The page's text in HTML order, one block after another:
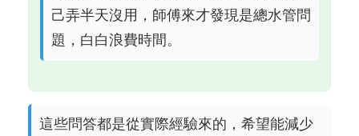
己弄半天沒用，師傅來才發現是總水管問
題，白白浪費時間。
這些問答都是從實際經驗來的，希望能減少